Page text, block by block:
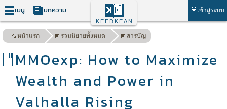
เมนู บทความ เข้าสู่ระบบ
KEEDKEAN
หน้าแรก รวมนิยายทั้งหมด สารบัญ
MMOexp: How to Maximize
Wealth and Power in
Valhalla Rising